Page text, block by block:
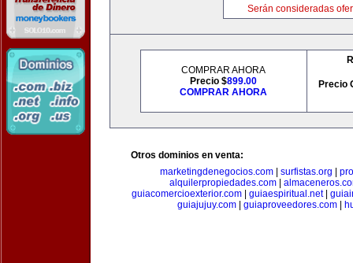
Serán consideradas
COMPRAR AHORA
Precio $899.00
COMPRAR AHORA
Precio
Otros dominios en venta:
marketingdenegocios.com| surfistas.org
alquilerpropiedades.com
guiacomercioexterior.com| guiaespiritual.net|
guiajujuy.com| guiaproveedores.com|